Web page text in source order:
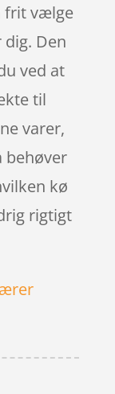
frit vælge
Den
ved at
til
varer,
behøver
kø
rigtigt